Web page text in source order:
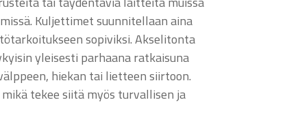
Kuljettimet suunnitellaan aina
sopiviksi. Akselitonta
yleisesti parhaana ratkaisuna
hiekan tai lietteen siirtoon.
tekee siitä myös turvallisen ja